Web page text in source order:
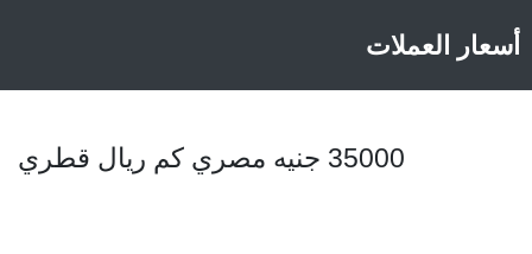
أسعار العملات
35000 جنيه مصري كم ريال قطري